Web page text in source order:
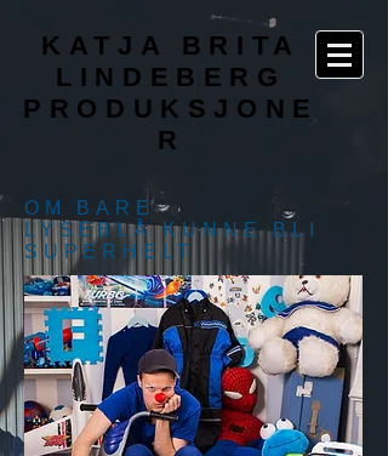
KATJA BRITA
LINDEBERG
PRODUKSJONE
R
OM BARE
LYSEBLÅ KUNNE BLI
SUPERHELT